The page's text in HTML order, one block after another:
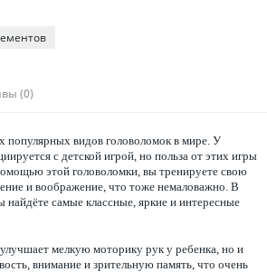
(0)
популярных видов головоломок в мире. У
с детской игрой, но польза от этих игры
этой головоломки, вы тренируете свою
и воображение, что тоже немаловажно. В
самые классные, яркие и интересные
мелкую моторику рук у ребенка, но и
внимание и зрительную память, что очень